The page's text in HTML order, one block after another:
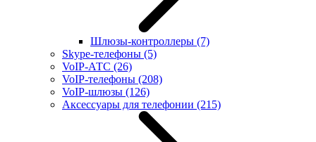
Шлюзы-контроллеры (7)
Skype-телефоны (5)
VoIP-АТС (26)
VoIP-телефоны (208)
VoIP-шлюзы (126)
Аксессуары для телефонии (215)